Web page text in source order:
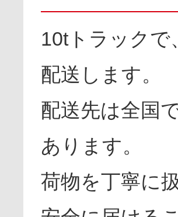
10tトラックで
配送します。
配送先は全国
あります。
荷物を丁寧に